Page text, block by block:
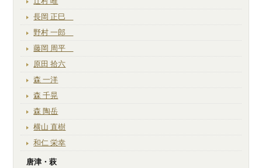
長岡 正巳
野村 一郎
藤岡 周平
原田 拾六
森 一洋
森 千晃
森 陶岳
横山 直樹
和仁 栄幸
唐津・萩